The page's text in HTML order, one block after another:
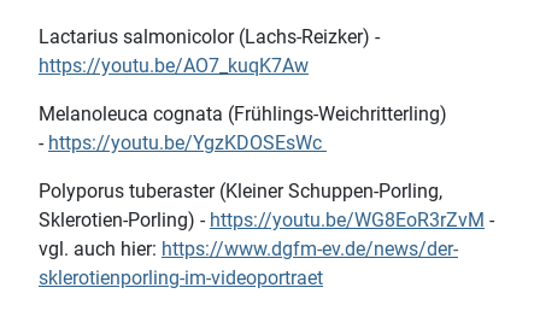
Lactarius salmonicolor (Lachs-Reizker) -
https://youtu.be/AO7_kuqK7Aw
Melanoleuca cognata (Frühlings-Weichritterling)
- https://youtu.be/YgzKDOSEsWc
Polyporus tuberaster (Kleiner Schuppen-Porling,
Sklerotien-Porling) - https://youtu.be/WG8EoR3rZvM -
vgl. auch hier: https://www.dgfm-ev.de/news/der-
sklerotienporling-im-videoportraet